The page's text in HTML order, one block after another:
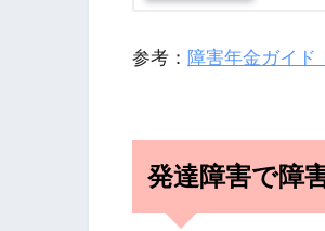
参考： 障害年金ガイド
発達障害で障